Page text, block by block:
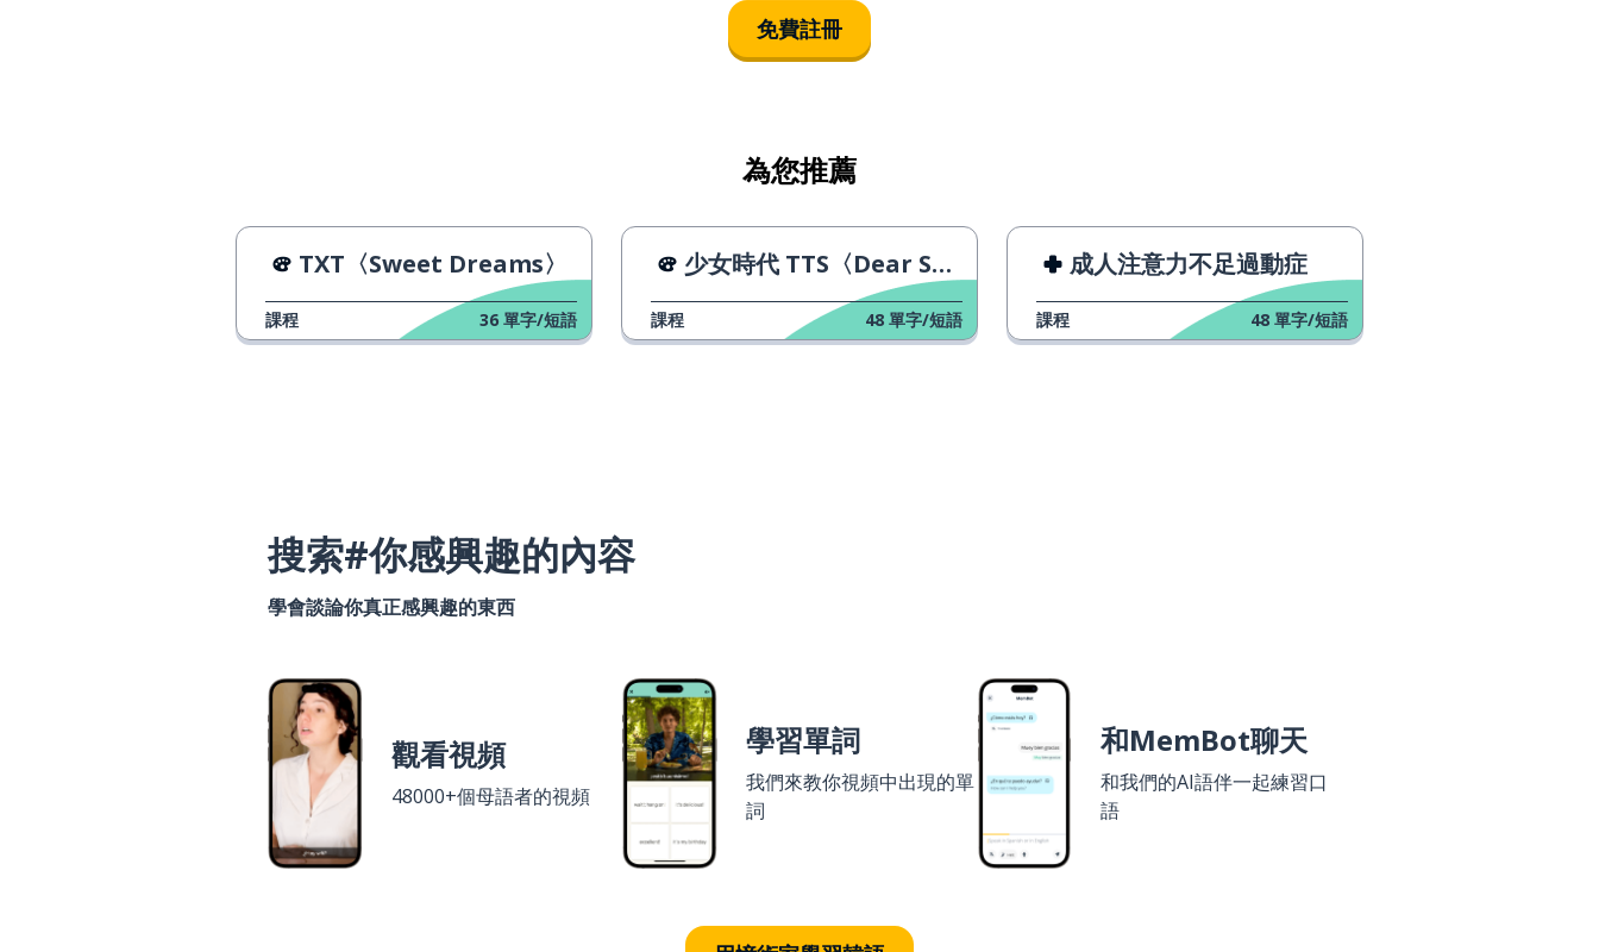
免費註冊
為您推薦
TXT〈Sweet Dreams〉
課程 36 單字/短語
少女時代 TTS〈Dear Santa〉
課程 48 單字/短語
成人注意力不足過動症
課程 48 單字/短語
搜索#你感興趣的內容
學會談論你真正感興趣的東西
觀看視頻
48000+個母語者的視頻
學習單詞
我們來教你視頻中出現的單
詞
和MemBot聊天
和我們的AI語伴一起練習口
語